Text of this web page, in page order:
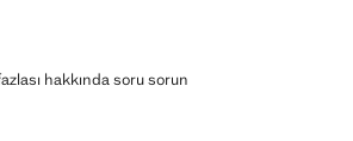
hakkında soru sorun